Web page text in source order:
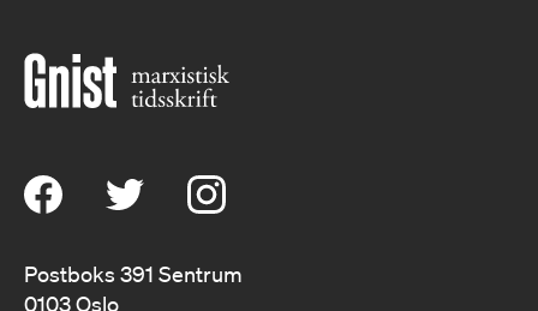
Postboks 391 Sentrum
0103 Oslo